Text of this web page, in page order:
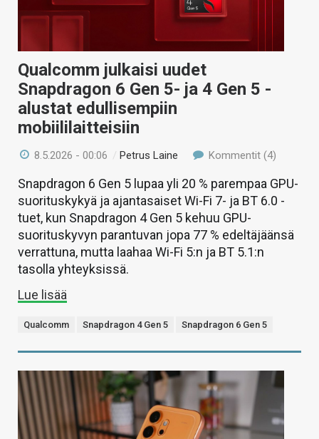
Qualcomm julkaisi uudet
Snapdragon 6 Gen 5- ja 4 Gen 5 -
alustat edullisempiin
mobiililaitteisiin
8.5.2026 - 00:06 /Petrus Laine Kommentit (4)
Snapdragon 6 Gen 5 lupaa yli 20 % parempaa GPU-
suorituskykyä ja ajantasaiset Wi-Fi 7- ja BT 6.0 -
tuet, kun Snapdragon 4 Gen 5 kehuu GPU-
suorituskyvyn parantuvan jopa 77 % edeltäjäänsä
verrattuna, mutta laahaa Wi-Fi 5:n ja BT 5.1:n
tasolla yhteyksissä.
Lue lisää
Qualcomm Snapdragon 4 Gen 5 Snapdragon 6 Gen 5